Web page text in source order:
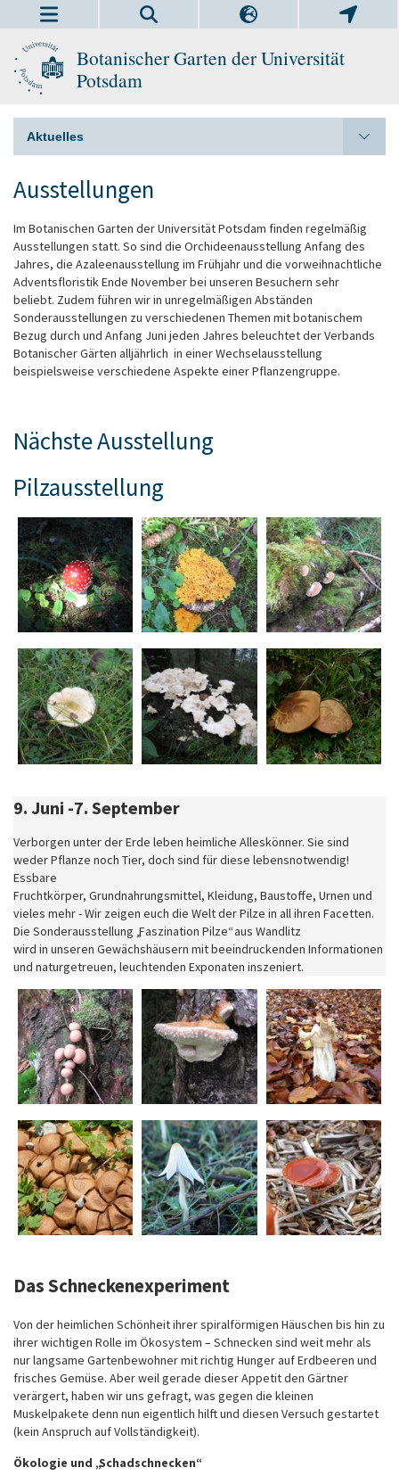
Botanischer Garten der Universität
Potsdam
Aktuelles
Ausstellungen
Im Botanischen Garten der Universität Potsdam finden regelmäßig
Ausstellungen statt. So sind die Orchideenausstellung Anfang des
Jahres, die Azaleenausstellung im Frühjahr und die vorweihnachtliche
Adventsfloristik Ende November bei unseren Besuchern sehr
beliebt. Zudem führen wir in unregelmäßigen Abständen
Sonderausstellungen zu verschiedenen Themen mit botanischem
Bezug durch und Anfang Juni jeden Jahres beleuchtet der Verbands
Botanischer Gärten alljährlich in einer Wechselausstellung
beispielsweise verschiedene Aspekte einer Pflanzengruppe.
Nächste Ausstellung
Pilzausstellung
9. Juni -7. September
Verborgen unter der Erde leben heimliche Alleskönner. Sie sind
weder Pflanze noch Tier, doch sind für diese lebensnotwendig!
Essbare
Fruchtkörper, Grundnahrungsmittel, Kleidung, Baustoffe, Urnen und
vieles mehr - Wir zeigen euch die Welt der Pilze in all ihren Facetten.
Die Sonderausstellung „Faszination Pilze“ aus Wandlitz
wird in unseren Gewächshäusern mit beeindruckenden Informationen
und naturgetreuen, leuchtenden Exponaten inszeniert.
Das Schneckenexperiment
Von der heimlichen Schönheit ihrer spiralförmigen Häuschen bis hin zu
ihrer wichtigen Rolle im Ökosystem – Schnecken sind weit mehr als
nur langsame Gartenbewohner mit richtig Hunger auf Erdbeeren und
frisches Gemüse. Aber weil gerade dieser Appetit den Gärtner
verärgert, haben wir uns gefragt, was gegen die kleinen
Muskelpakete denn nun eigentlich hilft und diesen Versuch gestartet
(kein Anspruch auf Vollständigkeit).
Ökologie und „Schadschnecken“